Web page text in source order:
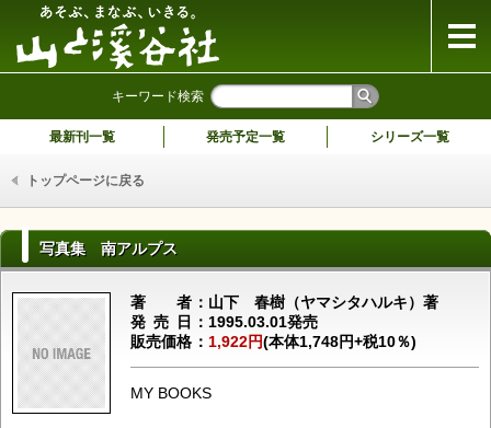
キーワード検索
最新刊一覧 発売予定一覧 シリーズ一覧
トップページに戻る
写真集 南アルプス
著者山下 春樹（ヤマシタハルキ）著
発売日 1995.03.01発売
販売価格
1,922円(本体1,748円+税10％)
MY BOOKS